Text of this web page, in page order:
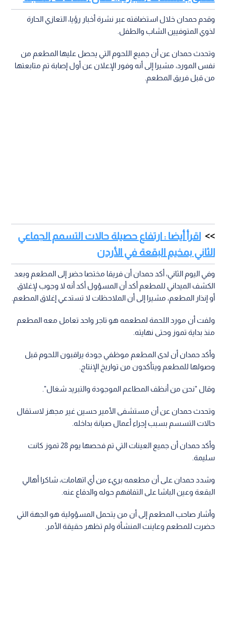
وقدم حمدان خلال استضافته عبر نشرة أخبار رؤيا، التعازي الحارة
لذوي المتوفيين الشاب والطفل.
وتحدث حمدان عن أن جميع اللحوم التي يحصل عليها المطعم من
نفس المورد، مشيرا إلى أنه وفور الإعلان عن أول إصابة تم متابعتها
من قبل فريق المطعم.
اقرأ أيضا : ارتفاع حصيلة حالات التسمم الجماعي
الثاني بمخيم البقعة في الأردن
وفي اليوم الثاني، أكد حمدان أن فريقا مختصا حضر إلى المطعم وبعد
الكشف الميداني للمطعم أكد أن المسؤول أكد أنه لا وجوب لإغلاق
أو إنذار المطعم، مشيرا إلى أن الملاحظات لا تستدعي إغلاق المطعم.
ولفت أن مورد اللحمة لمطعمه هو تاجر واحد تعامل معه المطعم
منذ بداية تموز وحتى نهايته.
وأكد حمدان أن لدى المطعم موظفي جودة يراقبون اللحوم قبل
وصولها للمطعم ويتأكدون من تواريخ الإنتاج.
وقال "نحن من أنظف المطاعم الموجودة والتبريد شغال".
وتحدث حمدان عن أن مستشفى الأمير حسين غير مجهز لاستقال
حالات التسسم بسبب إجراء أعمال صيانة بداخله.
وأكد حمدان أن جميع العينات التي تم فحصها يوم 28 تموز كانت
سليمة.
وشدد حمدان على أن مطعمه بريء من أي اتهامات، شاكرا أهالي
البقعة وعين الباشا على التفافهم حوله والدفاع عنه.
وأشار صاحب المطعم إلى أن من يتحمل المسؤولية هو الجهة التي
حضرت للمطعم وعاينت المنشأة ولم تظهر حقيقة الأمر.